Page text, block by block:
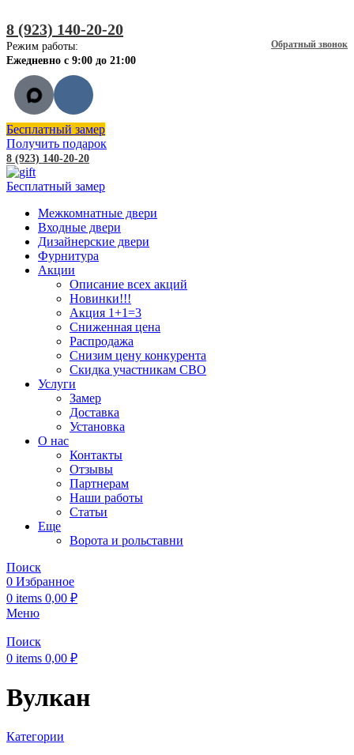
8 (923) 140-20-20
Обратный звонок
Режим работы:
Ежедневно с 9:00 до 21:00
Бесплатный замер
Получить подарок
8 (923) 140-20-20
Бесплатный замер
Межкомнатные двери
Входные двери
Дизайнерские двери
Фурнитура
Акции
Описание всех акций
Новинки!!!
Акция 1+1=3
Сниженная цена
Распродажа
Снизим цену конкурента
Скидка участникам СВО
Услуги
Замер
Доставка
Установка
О нас
Контакты
Отзывы
Партнерам
Наши работы
Статьи
Еще
Ворота и рольставни
Поиск
0 Избранное
0 items 0,00 ₽
Меню
Поиск
0 items 0,00 ₽
Вулкан
Категории